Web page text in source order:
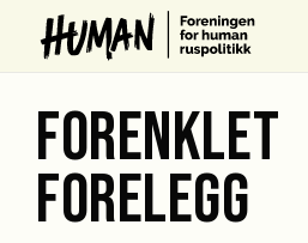
FORENKLET
FORELEGG